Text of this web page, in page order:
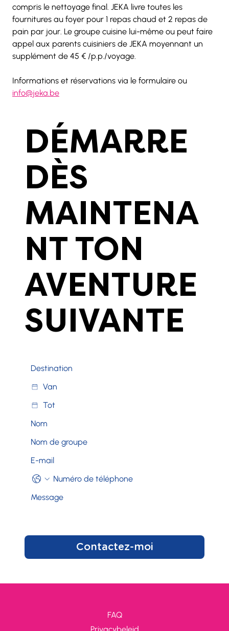
DÉMARRE
DÈS
MAINTENA
NT TON
AVENTURE
SUIVANTE
Contactez-moi
compris le nettoyage final. JEKA livre toutes les
fournitures au foyer pour 1 repas chaud et 2 repas de
pain par jour. Le groupe cuisine lui-même ou peut faire
appel aux parents cuisiniers de JEKA moyennant un
supplément de 45 € /p.p./voyage.
Informations et réservations via le formulaire ou
info@jeka.be
FAQ